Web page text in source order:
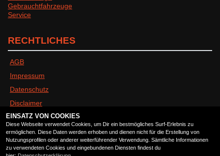
Gebrauchtfahrzeuge
Service
RECHTLICHES
AGB
Impressum
Datenschutz
Disclaimer
Barrierefreiheit
ÖFFNUNGSZEITEN
EINSATZ VON COOKIES
Diese Webseite verwendet Cookies, um Dir ein bestmögliches Surf-Erlebnis zu
ermöglichen. Diese Daten werden erhoben und dienen nicht für die Erstellung von
Nutzungsprofilen oder anderer weiterführender Verwendung. Sämtliche Informationen
zu verwendeten Cookies und eingebundenen Diensten findest du